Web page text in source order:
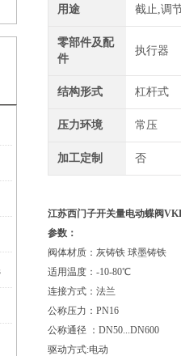
用途 截止,调
零部件及配
件
执行器
结构形式 杠杆式
压力环境 常压
加工定制 否
江苏西门子开关量电动蝶阀
参数：
阀体材质：灰铸铁 球墨铸铁
适用温度：-10-80℃
连接方式：法兰
公称压力：PN16
公称通径 ：DN50...DN600
驱动方式:电动